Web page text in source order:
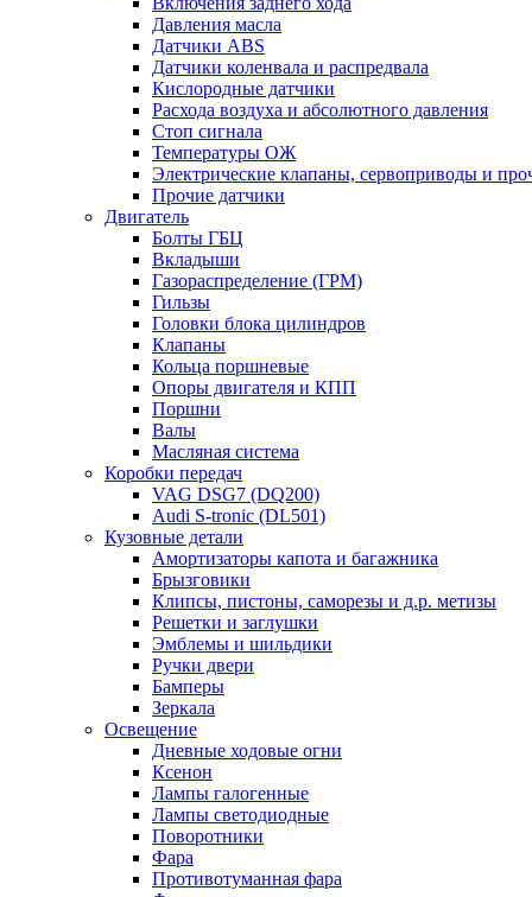
Давления масла
Датчики ABS
Датчики коленвала и распредвала
Кислородные датчики
Расхода воздуха и абсолютного давления
Стоп сигнала
Температуры ОЖ
Электрические клапаны, сервоприводы и
Прочие датчики
Двигатель
Болты ГБЦ
Вкладыши
Газораспределение (ГРМ)
Гильзы
Головки блока цилиндров
Клапаны
Кольца поршневые
Опоры двигателя и КПП
Поршни
Валы
Масляная система
Коробки передач
VAG DSG7 (DQ200)
Audi S-tronic (DL501)
Кузовные детали
Амортизаторы капота и багажника
Брызговики
Клипсы, пистоны, саморезы и д.р. метизы
Решетки и заглушки
Эмблемы и шильдики
Ручки двери
Бамперы
Зеркала
Освещение
Дневные ходовые огни
Ксенон
Лампы галогенные
Лампы светодиодные
Поворотники
Фара
Противотуманная фара